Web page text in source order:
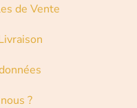
de Vente
?